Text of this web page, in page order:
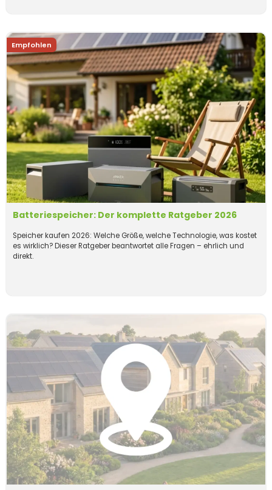
Empfohlen
Batteriespeicher: Der komplette Ratgeber 2026
Speicher kaufen 2026: Welche Größe, welche Technologie, was kostet
es wirklich? Dieser Ratgeber beantwortet alle Fragen – ehrlich und
direkt.